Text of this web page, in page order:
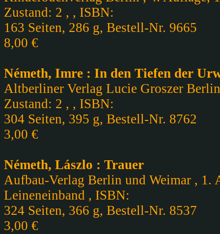
Zustand: 2 , , ISBN:
163 Seiten, 286 g, Bestell-Nr. 9665
8,00 €
Németh, Imre : In den Tiefen der
Altberliner Verlag Lucie Groszer
Zustand: 2 , , ISBN:
304 Seiten, 395 g, Bestell-Nr. 8762
3,00 €
Németh, Lászlo : Trauer
Aufbau-Verlag Berlin und Weimar , 1.
Leineneinband , ISBN:
324 Seiten, 366 g, Bestell-Nr. 8537
3,00 €